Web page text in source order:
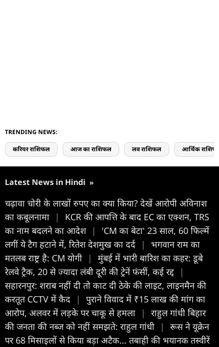
TRENDING NEWS:
करियर राशिफल आज का राशिफल लव राशिफल आर्थिक
Latest News in Hindi »
चढ़ावा चोरी के लाखों रुपए का क्या किया? देखें आरोपी अविनाश
का कबूलनामा
|
KCR की आपत्ति के बाद EC का एक्शन, TRS
का नाम बदलने का आदेश |
'CM का बेटा' 23 साल, 60 फिल्में
लगीं ये टैग हटाने में, रितेश देशमुख का दर्द
|
भगवान राम का
मतलब राष्ट्र है: CM योगी
|
मुंबई में भारी बारिश का कहर: डूबे
रेलवे ट्रैक, 20 से ज्यादा लंबी दूरी की ट्रेनें फंसीं, कई रद्द
|
सहारनपुर: शराब नहीं दी तो काट दी ठेके की लाइट, लाइनमैन की
करतूत CCTV में कैद
|
पुराने विवाद में ₹15 लाख की मांग का
आरोप, अलवर में लड़के पर चाकू से हमला
|
राहुल गांधी बिहार
की जनता की नब्ज को नहीं समझते: राहुल गांधी
|
रूस ने यूक्रेन
पर 68 मिसाइलों से किया बड़ा अटैक... तबाही की भयानक तस्वीरें